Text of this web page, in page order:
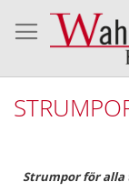
Strumpor för